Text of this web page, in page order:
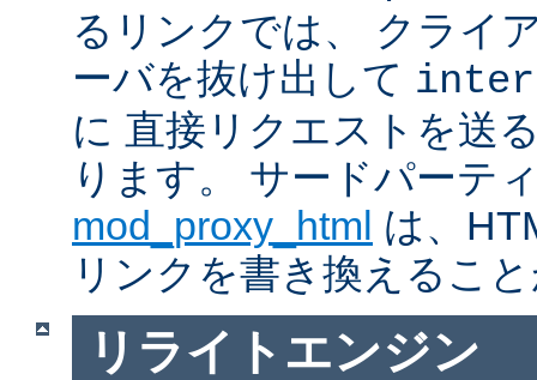
るリンクでは、 クライ
ーバを抜け出して
に 直接リクエストを送
ります。 サードパーテ
mod_proxy_html は、
リンクを書き換えるこ
リライトエンジン